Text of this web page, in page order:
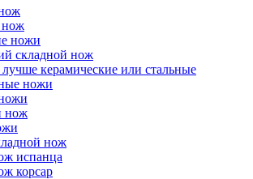
нож
ножи
складной нож
керамические или стальные
ножи
нож
нож
испанца
корсар